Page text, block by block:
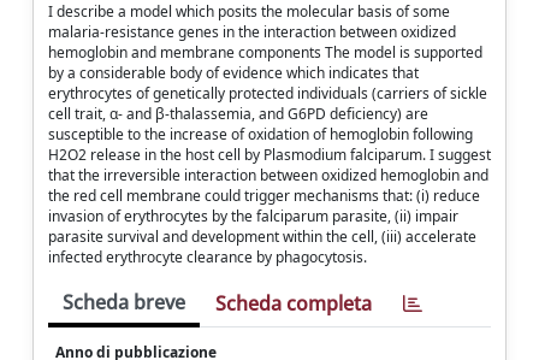
I describe a model which posits the molecular basis of some
malaria-resistance genes in the interaction between oxidized
hemoglobin and membrane components The model is supported
by a considerable body of evidence which indicates that
erythrocytes of genetically protected individuals (carriers of sickle
cell trait, α- and β-thalassemia, and G6PD deficiency) are
susceptible to the increase of oxidation of hemoglobin following
H2O2 release in the host cell by Plasmodium falciparum. I suggest
that the irreversible interaction between oxidized hemoglobin and
the red cell membrane could trigger mechanisms that: (i) reduce
invasion of erythrocytes by the falciparum parasite, (ii) impair
parasite survival and development within the cell, (iii) accelerate
infected erythrocyte clearance by phagocytosis.
Scheda breve Scheda completa
Anno di pubblicazione